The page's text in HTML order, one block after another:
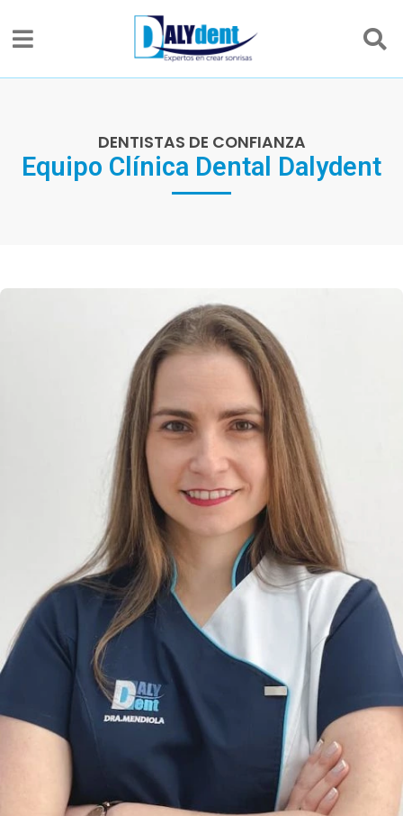
DENTISTAS DE CONFIANZA
Equipo Clínica Dental Dalydent